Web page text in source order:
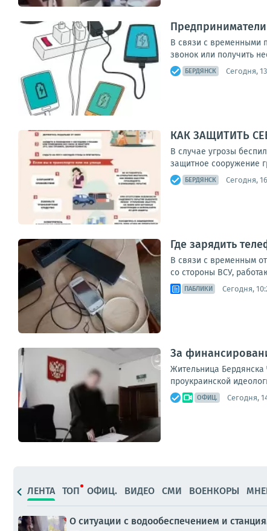
В связи с временными
звонок или получить
БЕРДЯНСК Сегодня,
КАК ЗАЩИТИТЬ
В случае угрозы
защитное сооружение
БЕРДЯНСК Сегодня,
Где зарядить
В связи с временным
со стороны ВСУ,
ПАБЛИКИ Сегодня,
За
Жительница Бердянска
проукраинской
ОФИЦ. Сегодня,
ЛЕНТА ТОП ОФИЦ. ВИДЕО СМИ ВОЕНКОРЫ
О ситуации с водообеспечением и